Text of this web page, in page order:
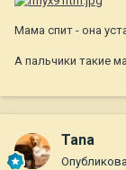
Мама спит - она
А пальчики такие
Tana